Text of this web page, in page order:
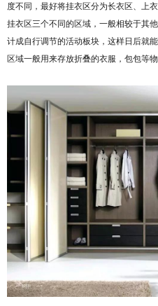
度不同，最好将挂衣区分为长衣区、上
挂衣区三个不同的区域，一般相较于其
计成自行调节的活动板块，这样日后就
区域一般用来存放折叠的衣服，包包等